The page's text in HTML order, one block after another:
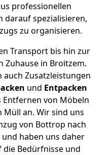
professionellen
darauf spezialisieren,
zu organisieren.
Transport bis hin zur
Zuhause in Broitzem.
Zusatzleistungen
und Entpacken
Entfernen von Möbeln
Müll an. Wir sind uns
von Bottrop nach
haben uns daher
Bedürfnisse und